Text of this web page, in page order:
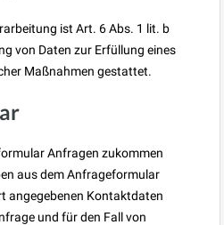
ist Art. 6 Abs. 1 lit. b
von Daten zur Erfüllung eines
Maßnahmen gestattet.
Anfragen zukommen
aus dem Anfrageformular
angegebenen Kontaktdaten
und für den Fall von